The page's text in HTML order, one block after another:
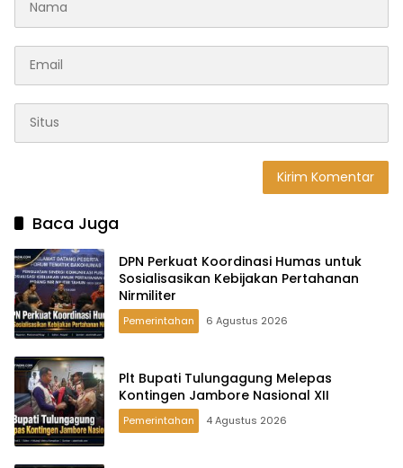
Baca Juga
DPN Perkuat Koordinasi Humas untuk
Sosialisasikan Kebijakan Pertahanan
Nirmiliter
Pemerintahan 6 Agustus 2026
Plt Bupati Tulungagung Melepas
Kontingen Jambore Nasional XII
Pemerintahan 4 Agustus 2026